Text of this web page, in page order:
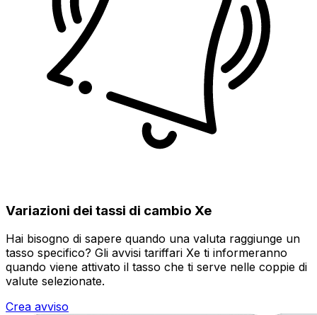
Variazioni dei tassi di cambio Xe
Hai bisogno di sapere quando una valuta raggiunge un
tasso specifico? Gli avvisi tariffari Xe ti informeranno
quando viene attivato il tasso che ti serve nelle coppie di
valute selezionate.
Crea avviso